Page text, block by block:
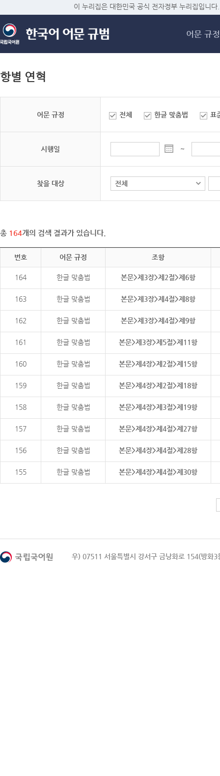
메
이 누리집은 대한민국 공식 전자정부 누리집입니다.
어문 규정
항별 연혁
어문 규정 전체 한글 맞춤법 표
시행일 ~
찾을 대상
총 164개의 검색 결과가 있습니다.
번호 어문 규정 조항
164 한글 맞춤법 본문>제3장>제2절>제6항
163 한글 맞춤법 본문>제3장>제4절>제8항
162 한글 맞춤법 본문>제3장>제4절>제9항
161 한글 맞춤법 본문>제3장>제5절>제11항
160 한글 맞춤법 본문>제4장>제2절>제15항
159 한글 맞춤법 본문>제4장>제2절>제18항
158 한글 맞춤법 본문>제4장>제3절>제19항
157 한글 맞춤법 본문>제4장>제4절>제27항
156 한글 맞춤법 본문>제4장>제4절>제28항
155 한글 맞춤법 본문>제4장>제4절>제30항
우) 07511 서울특별시 강서구 금낭화로 154(방화3